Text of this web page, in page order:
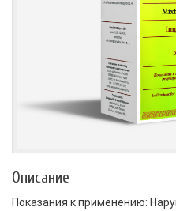
Описание
Показания к применению: